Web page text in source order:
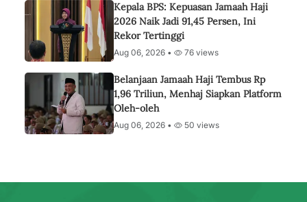
Kepala BPS: Kepuasan Jamaah Haji
2026 Naik Jadi 91,45 Persen, Ini
Rekor Tertinggi
Aug 06, 2026 • 76 views
Belanjaan Jamaah Haji Tembus Rp
1,96 Triliun, Menhaj Siapkan Platform
Oleh-oleh
Aug 06, 2026 • 50 views